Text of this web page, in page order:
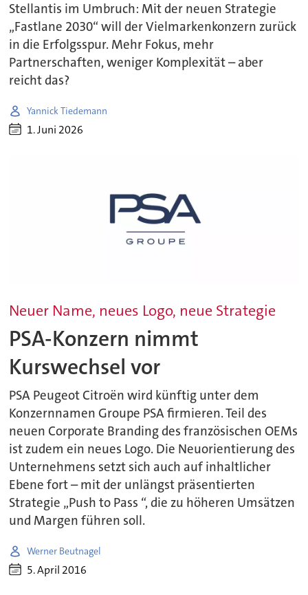
Stellantis im Umbruch: Mit der neuen Strategie
„Fastlane 2030“ will der Vielmarkenkonzern zurück
in die Erfolgsspur. Mehr Fokus, mehr
Partnerschaften, weniger Komplexität – aber
reicht das?
Yannick Tiedemann
1. Juni 2026
Neuer Name, neues Logo, neue Strategie
PSA-Konzern nimmt
Kurswechsel vor
PSA Peugeot Citroën wird künftig unter dem
Konzernnamen Groupe PSA firmieren. Teil des
neuen Corporate Branding des französischen OEMs
ist zudem ein neues Logo. Die Neuorientierung des
Unternehmens setzt sich auch auf inhaltlicher
Ebene fort – mit der unlängst präsentierten
Strategie „Push to Pass “, die zu höheren Umsätzen
und Margen führen soll.
Werner Beutnagel
5. April 2016